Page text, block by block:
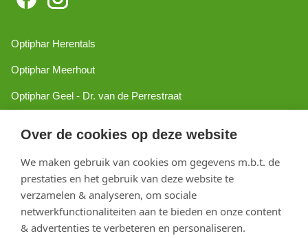
Over de cookies op deze website
We maken gebruik van cookies om gegevens m.b.t. de
prestaties en het gebruik van deze website te
verzamelen & analyseren, om sociale
netwerkfunctionaliteiten aan te bieden en onze content
& advertenties te verbeteren en personaliseren.
Optiphar Herentals
Optiphar Meerhout
Optiphar Geel - Dr. van de Perrestraat
Optiphar Mol
Copyright 2026 optiphar.com. Alle rechten voorbehouden